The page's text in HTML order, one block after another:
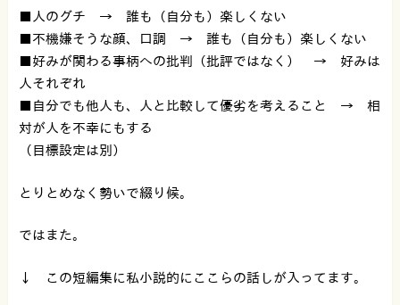
■人のグチ → 誰も（自分も）楽しくない
■不機嫌そうな顔、口調 → 誰も（自分も）楽しくない
■好みが関わる事柄への批判（批評ではなく） → 好みは
人それぞれ
■自分でも他人も、人と比較して優劣を考えること → 相
対が人を不幸にもする
（目標設定は別）
とりとめなく勢いで綴り候。
ではまた。
↓ この短編集に私小説的にここらの話しが入ってます。